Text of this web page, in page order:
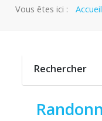
Vous êtes ici : Accueil
Rechercher